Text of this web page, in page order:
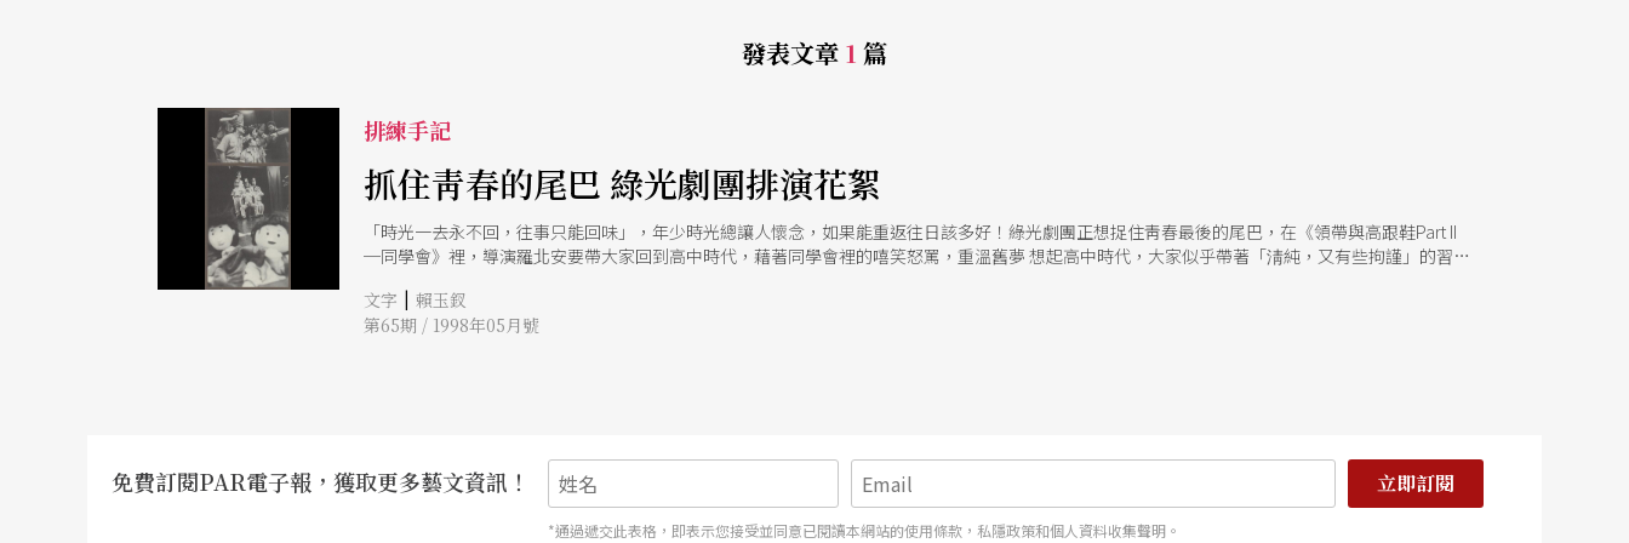
發表文章 1 篇
排練手記
抓住靑春的尾巴 綠光劇團排演花絮
「時光一去永不回，往事只能回味」，年少時光總讓人懷念，如果能重返往日該多好！綠光劇團正想捉住靑春最後的尾巴，在《領帶與高跟鞋Part II
─同學會》裡，導演羅北安要帶大家回到高中時代，藉著同學會裡的嘻笑怒罵，重溫舊夢 想起高中時代，大家似乎帶著「淸純，又有些拘謹」的習
也」的神情。 鏡頭前的兩尊娃娃親密摟抱，表面上看來漢賊不兩立的同學們，心裡頭是否暗濤胸湧呢？一如羅北安在劇裡安排了好些暗戀情節，你
呢？可曾在同學會聽過驚人的大秘辛？ 踏 入社會後，我們每天定時的上下班，爲五斗米折腰，還得花心思弄懂人際哲學，了解誰能得罪誰不能得
「他」是什麼樣的花呢？ 衆人合唱：「飛來飛去飛來飛去，像蒼蠅一樣包圍著她」這回花苞又變身爲小蒼蠅了，趙自強像蒼蠅般拍打翅膀，發出嗡嗡
聲，兩手還搓來搓去。 寓「戲」於「玩樂」之後，演員們重返現實。趙自強在外頭忙了一天、充當他人婚禮司儀，這回擋不住排戲的睏倦，高
文字 | 賴玉釵
第65期 / 1998年05月號
免費訂閱PAR電子報，獲取更多藝文資訊！ 立即訂閱
*通過遞交此表格，即表示您接受並同意已閱讀本網站的使用條款，私隱政策和個人資料收集聲明。